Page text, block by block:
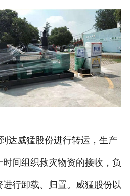
达威猛股份进行转运，生产
间组织救灾物资的接收，负
行卸载、归置。威猛股份以